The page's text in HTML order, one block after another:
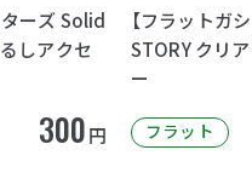
ーズ Solid
しアクセ
300円
【フラットガ
STORY クリ
ー
フラット